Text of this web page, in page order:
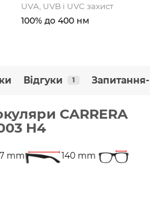
UVA, UVB і UVC захист
100% до 400 нм
Відгуки 1 Запитання-
CARRERA
H4
mm 140 mm